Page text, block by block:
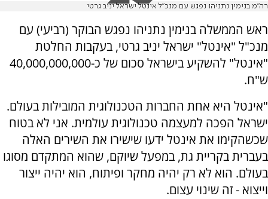
רה"מ בנימין נתניהו נפגש עם מנכ"ל אינטל ישראל יניב גרטי
ראש הממשלה בנימין נתניהו נפגש הבוקר (רביעי) עם
מנכ"ל "אינטל" ישראל יניב גרטי, בעקבות החלטת
"אינטל" להשקיע בישראל סכום של כ-40,000,000,000
ש"ח.
"אינטל היא אחת החברות הטכנולוגית המובילות בעולם.
ישראל הפכה למעצמה טכנולוגית עולמית. אני לא בטוח
שכשהקימו את אינטל ידעו שישירו את השירים האלה
בעברית בקריית גת, במפעל שיוקם, שהוא המתקדם מסוגו
בעולם. הוא לא רק יהיה מחקר ופיתוח, הוא יהיה ייצור
וייצוא - זה שינוי עצום.